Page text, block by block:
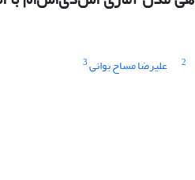
2 علیرضا مساح بوانی3